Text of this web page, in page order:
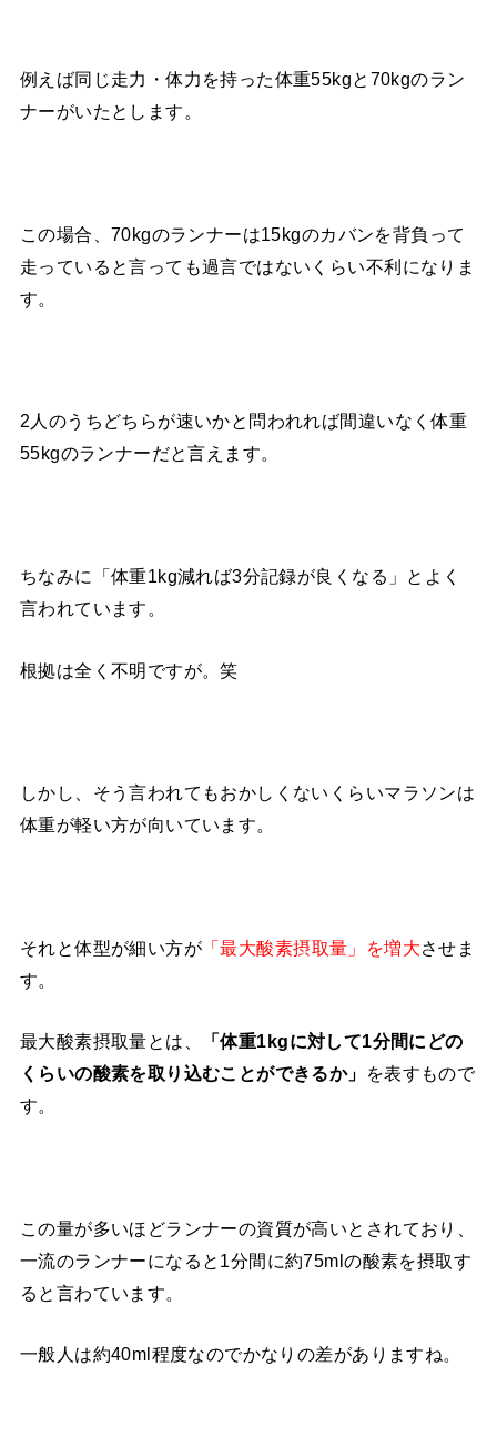
例えば同じ走力・体力を持った体重55kgと70kgのラン
ナーがいたとします。
この場合、70kgのランナーは15kgのカバンを背負って
走っていると言っても過言ではないくらい不利になりま
す。
2人のうちどちらが速いかと問われれば間違いなく体重
55kgのランナーだと言えます。
ちなみに「体重1kg減れば3分記録が良くなる」とよく
言われています。
根拠は全く不明ですが。笑
しかし、そう言われてもおかしくないくらいマラソンは
体重が軽い方が向いています。
それと体型が細い方が 「最大酸素摂取量」を増大させま
す。
最大酸素摂取量とは、
「体重1kgに対して1分間にどの
くらいの酸素を取り込むことができるか」
を表すもので
す。
この量が多いほどランナーの資質が高いとされており、
一流のランナーになると1分間に約75mlの酸素を摂取す
ると言わています。
一般人は約40ml程度なのでかなりの差がありますね。